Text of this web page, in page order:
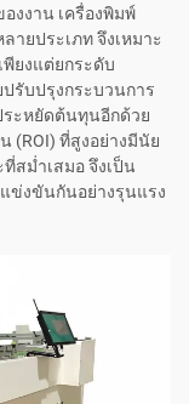
งงาน เครื่องพิมพ์
ายประเภท จึงเหมาะ
ยงแต่ยกระดับ
รับปรุงกระบวนการ
ะหยัดต้นทุนอีกด้วย
(ROI) ที่สูงอย่างมีนัย
สม่ำเสมอ จึงเป็น
ข่งขันกันอย่างรุนแรง